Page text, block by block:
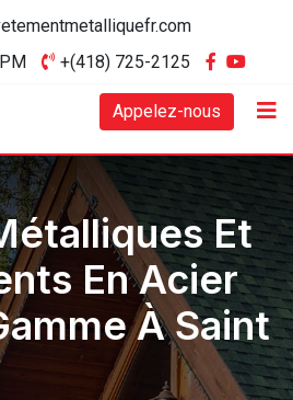
+(418) 725-2125
Appelez-nous
Et
En Acier
À Saint